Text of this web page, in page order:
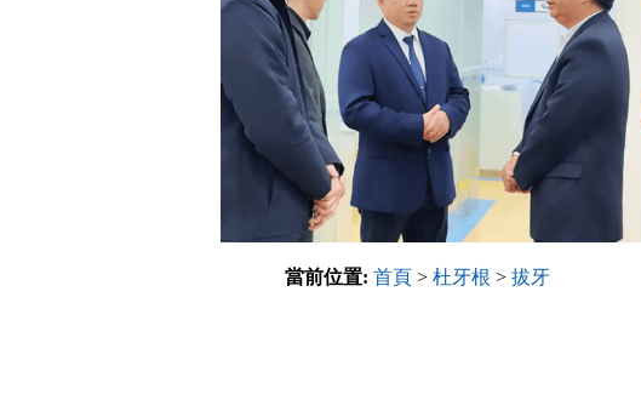
當前位置: 首頁 >杜牙根 >拔牙